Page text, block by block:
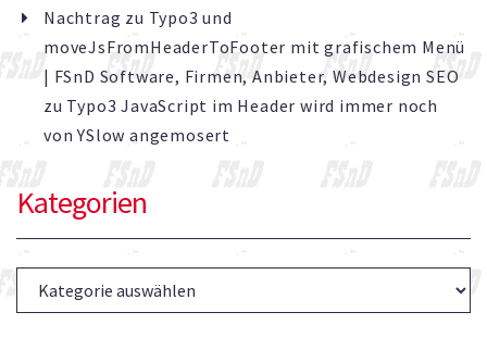
Nachtrag zu Typo3 und
moveJsFromHeaderToFooter mit grafischem Menü
| FSnD Software, Firmen, Anbieter, Webdesign SEO
zu Typo3 JavaScript im Header wird immer noch
von YSlow angemosert
Kategorien